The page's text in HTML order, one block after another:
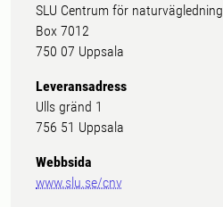
SLU Centrum för naturvägledning
Box 7012
750 07 Uppsala
Leveransadress
Ulls gränd 1
756 51 Uppsala
Webbsida
www.slu.se/cnv